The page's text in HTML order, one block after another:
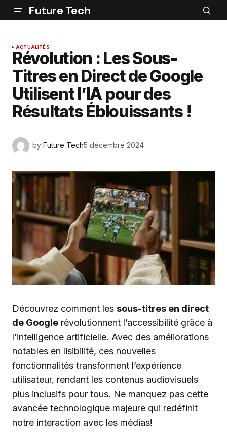
Future Tech
ACTUALITÉS
Révolution : Les Sous-
Titres en Direct de Google
Utilisent l’IA pour des
Résultats Éblouissants !
by Future Tech5 décembre 2024
Découvrez comment les sous-titres en direct
de Google révolutionnent l’accessibilité grâce à
l’intelligence artificielle. Avec des améliorations
notables en lisibilité, ces nouvelles
fonctionnalités transforment l’expérience
utilisateur, rendant les contenus audiovisuels
plus inclusifs pour tous. Ne manquez pas cette
avancée technologique majeure qui redéfinit
notre interaction avec les médias!